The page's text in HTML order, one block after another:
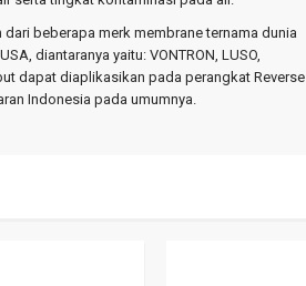
beberapa merk membrane ternama dunia
diantaranya yaitu: VONTRON, LUSO,
dapat diaplikasikan pada perangkat Reverse
Indonesia pada umumnya.